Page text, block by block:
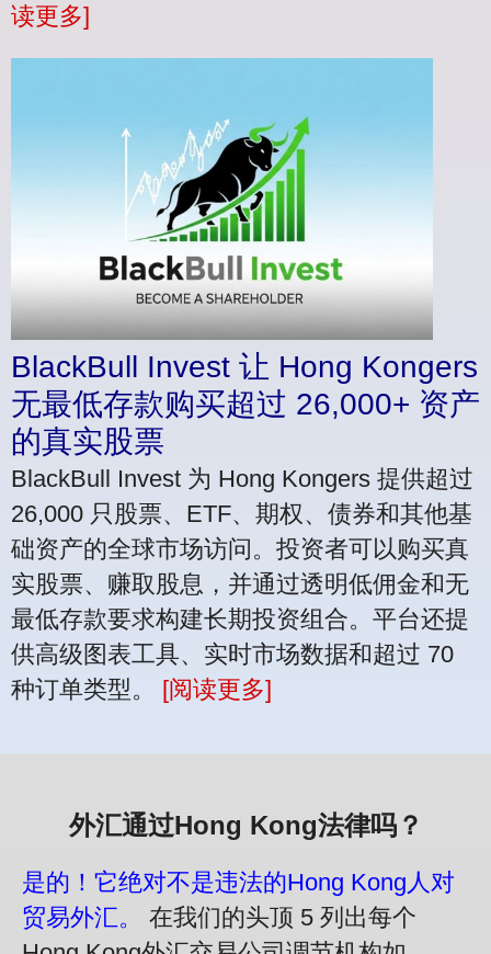
读更多]
BlackBull Invest 让 Hong Kongers
无最低存款购买超过 26,000+ 资产
的真实股票
BlackBull Invest 为 Hong Kongers 提供超过
26,000 只股票、ETF、期权、债券和其他基
础资产的全球市场访问。投资者可以购买真
实股票、赚取股息，并通过透明低佣金和无
最低存款要求构建长期投资组合。平台还提
供高级图表工具、实时市场数据和超过 70
种订单类型。 [阅读更多]
外汇通过Hong Kong法律吗？
是的！它绝对不是违法的Hong Kong人对
贸易外汇。
在我们的头顶 5 列出每个